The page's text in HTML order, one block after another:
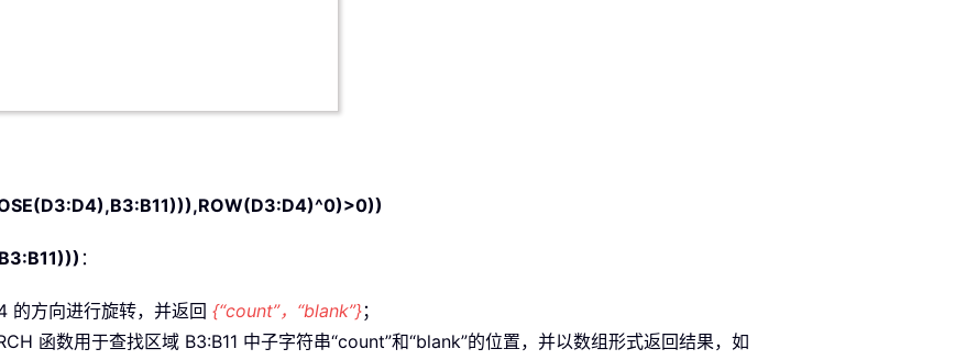
：
的方向进行旋转，并返回 {“count”，“blank”}；
函数用于查找区域 B3:B11 中子字符串“count”和“blank”的位置，并以数组形式返回结果，如